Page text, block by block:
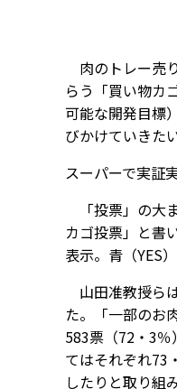
肉のトレー売
らう「買い物カ
可能な開発目標
びかけていきた
スーパーで実証
「投票」の大
カゴ投票」と書
表示。青（YES
山田准教授ら
た。「一部のお
583票（72・3
てはそれぞれ73
したりと取り組